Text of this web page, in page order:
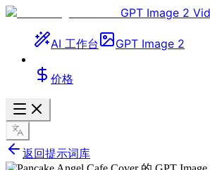
GPT Image 2
AI 工作台 GPT Image 2
价格
返回提示词库